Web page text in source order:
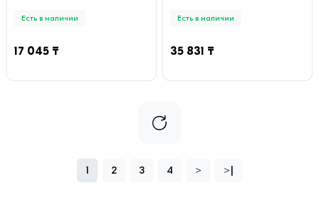
Есть в наличии
17 045 ₸
Есть в наличии
35 831 ₸
1 2 3 4 > >|